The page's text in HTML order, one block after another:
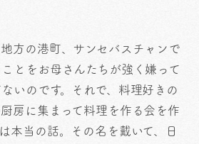
方の港町、サンセバスチャンで
とをお母さんたちが強く嫌って
いのです。それで、料理好きの
房に集まって料理を作る会を作
本当の話。その名を戴いて、日